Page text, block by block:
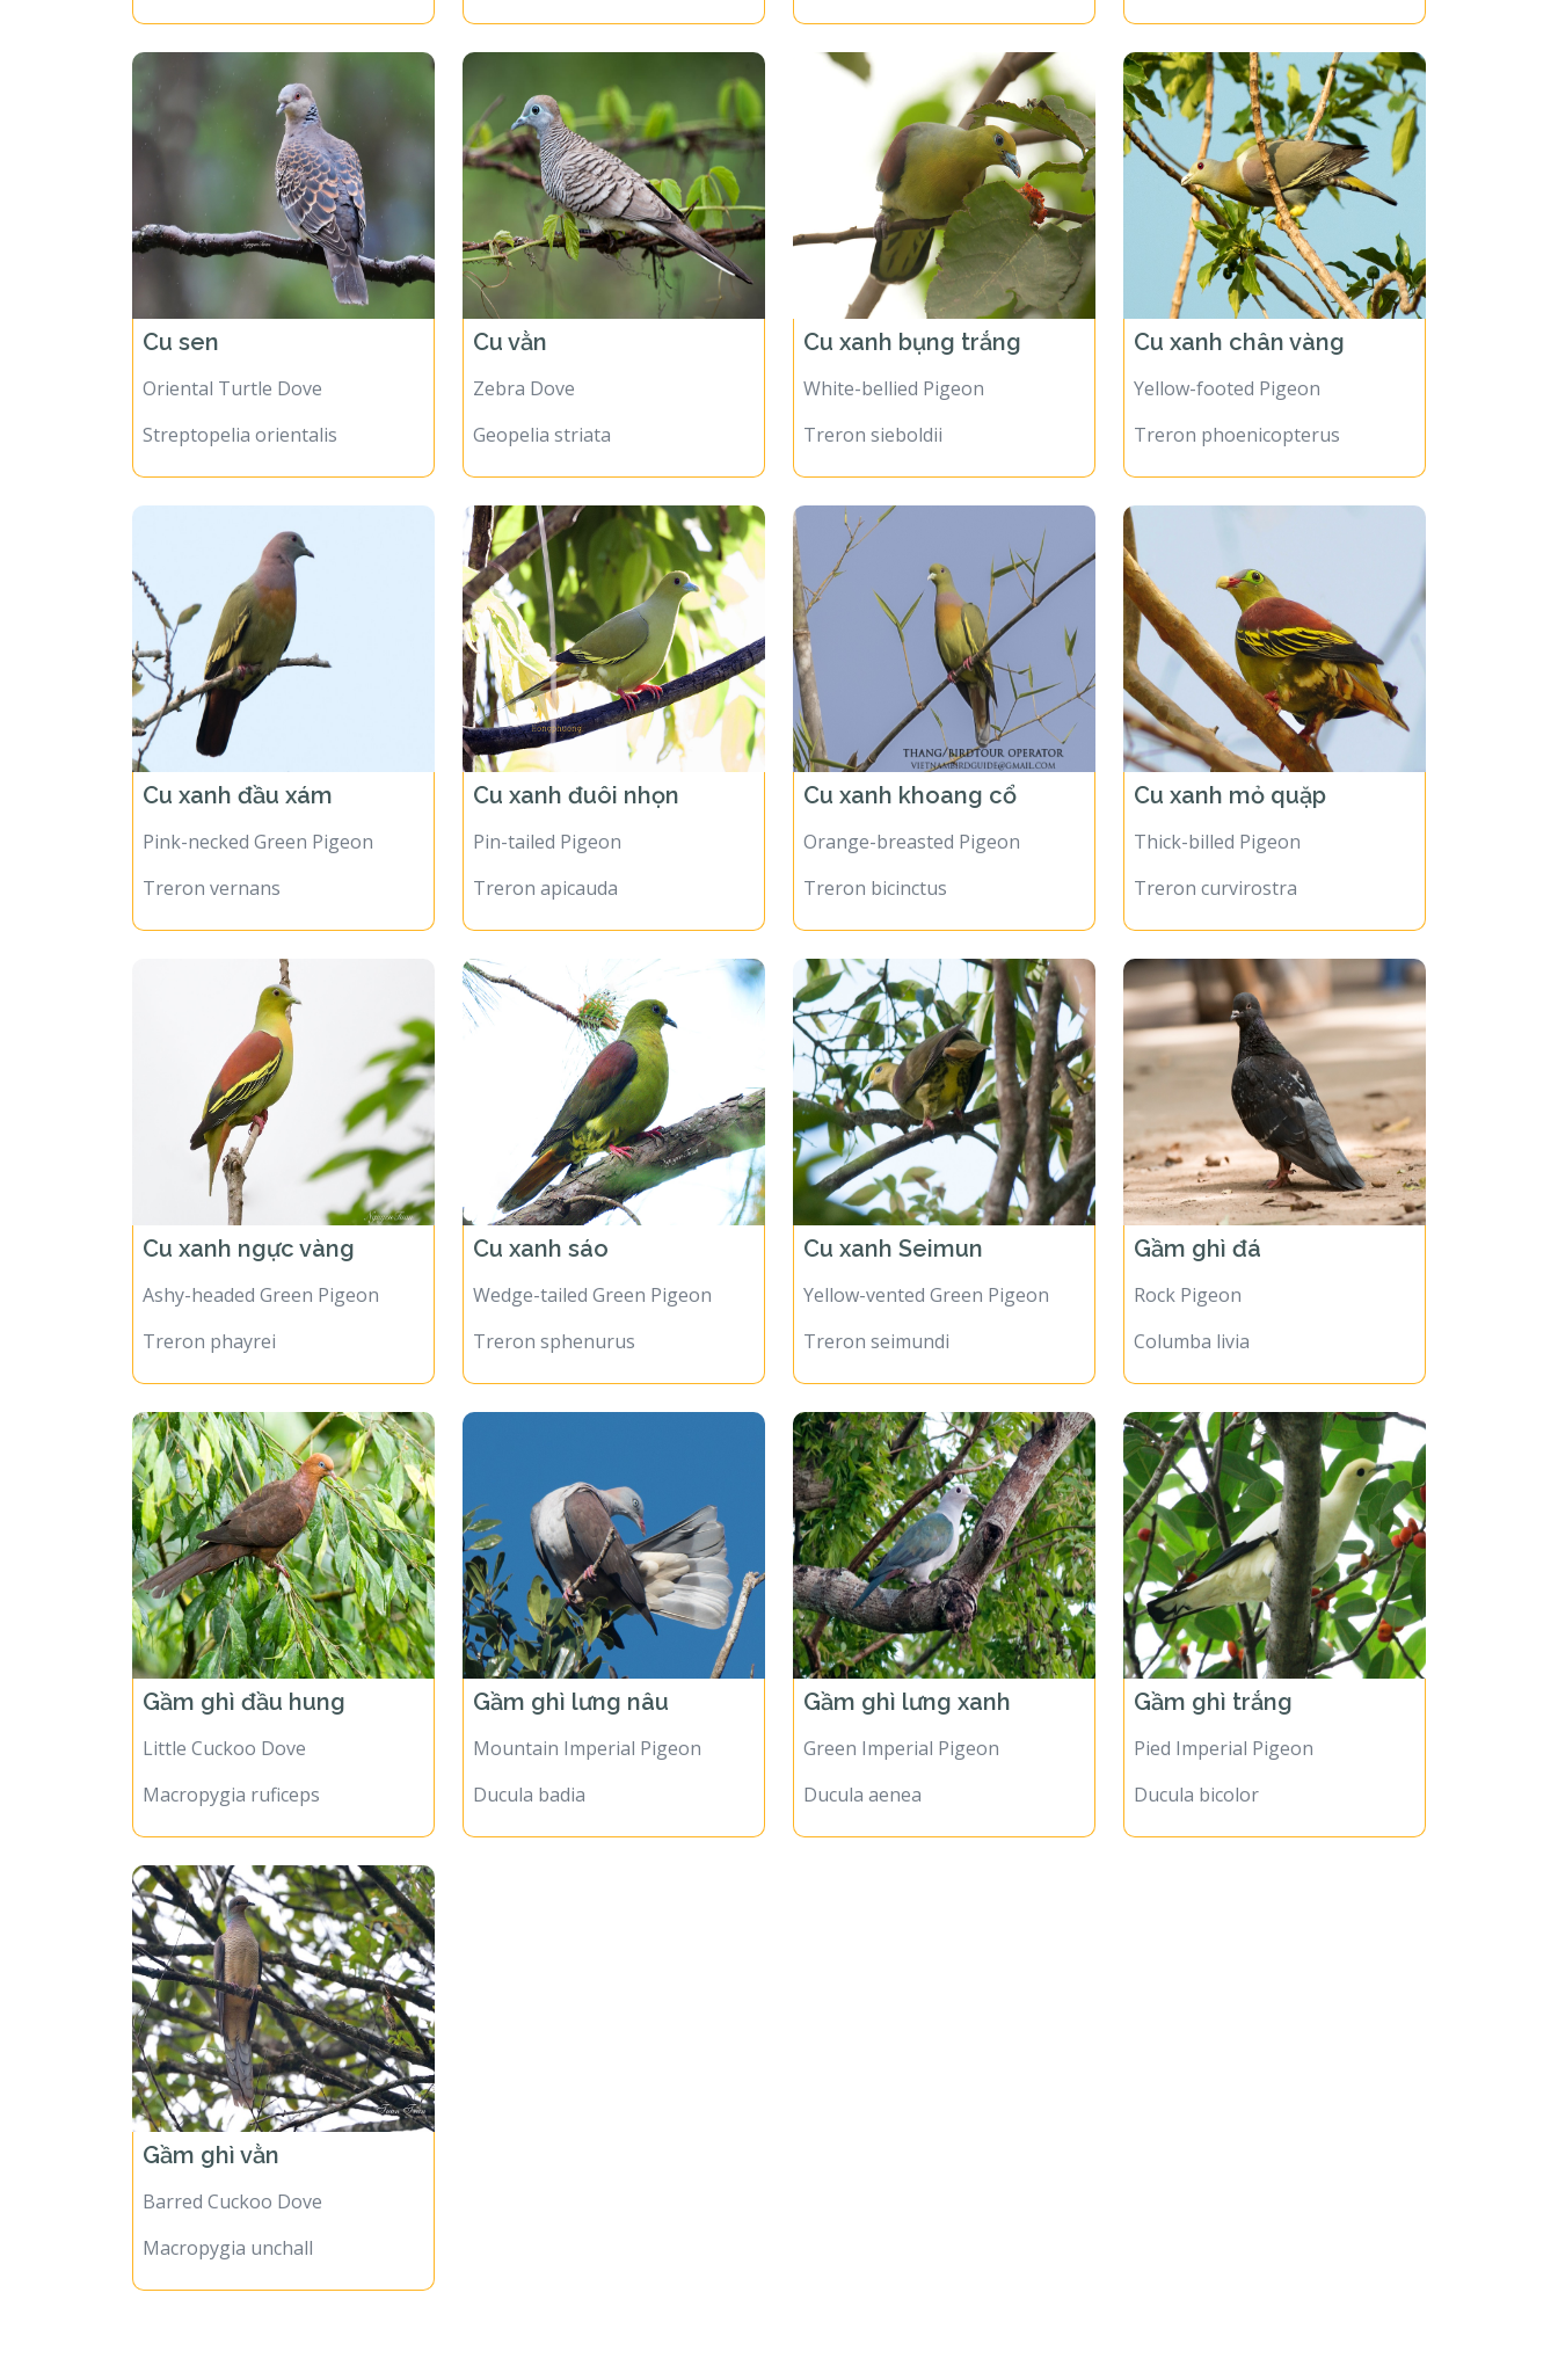
Cu sen
Oriental Turtle Dove
Streptopelia orientalis
Cu vằn
Zebra Dove
Geopelia striata
Cu xanh bụng trắng
White-bellied Pigeon
Treron sieboldii
Cu xanh chân vàng
Yellow-footed Pigeon
Treron phoenicopterus
Cu xanh đầu xám
Pink-necked Green Pigeon
Treron vernans
Cu xanh đuôi nhọn
Pin-tailed Pigeon
Treron apicauda
Cu xanh khoang cổ
Orange-breasted Pigeon
Treron bicinctus
Cu xanh mỏ quặp
Thick-billed Pigeon
Treron curvirostra
Cu xanh ngực vàng
Ashy-headed Green Pigeon
Treron phayrei
Cu xanh sáo
Wedge-tailed Green Pigeon
Treron sphenurus
Cu xanh Seimun
Yellow-vented Green Pigeon
Treron seimundi
Gầm ghì đá
Rock Pigeon
Columba livia
Gầm ghì đầu hung
Little Cuckoo Dove
Macropygia ruficeps
Gầm ghì lưng nâu
Mountain Imperial Pigeon
Ducula badia
Gầm ghì lưng xanh
Green Imperial Pigeon
Ducula aenea
Gầm ghì trắng
Pied Imperial Pigeon
Ducula bicolor
Gầm ghì vằn
Barred Cuckoo Dove
Macropygia unchall